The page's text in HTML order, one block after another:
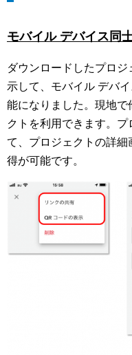
モバイル デバイス同
ダウンロードしたプロ
示して、モバイル デバ
能になりました。現地で
クトを利用できます。
て、プロジェクトの詳細
得が可能です。